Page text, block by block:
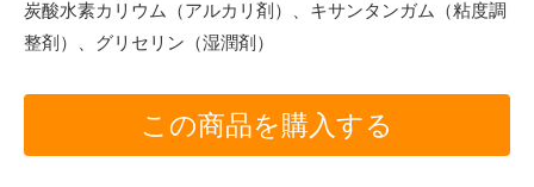
炭酸水素カリウム（アルカリ剤）、キサンタンガム（粘度調
整剤）、グリセリン（湿潤剤）
この商品を購入する